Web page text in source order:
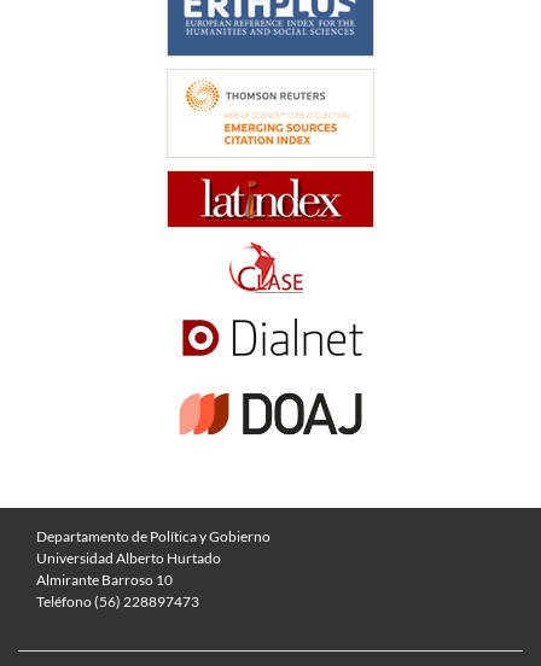
Departamento de Política y Gobierno
Universidad Alberto Hurtado
Almirante Barroso 10
Teléfono (56) 228897473